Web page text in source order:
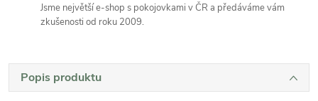
Jsme největší e-shop s pokojovkami v ČR a předáváme vám
zkušenosti od roku 2009.
Popis produktu